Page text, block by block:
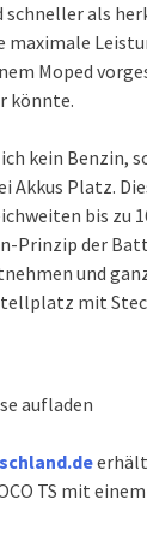
schneller als
Moped
könnte.
kein Benzin,
Akkus Platz.
bis zu
Prinzip der
und
mit
aufladen
TS mit